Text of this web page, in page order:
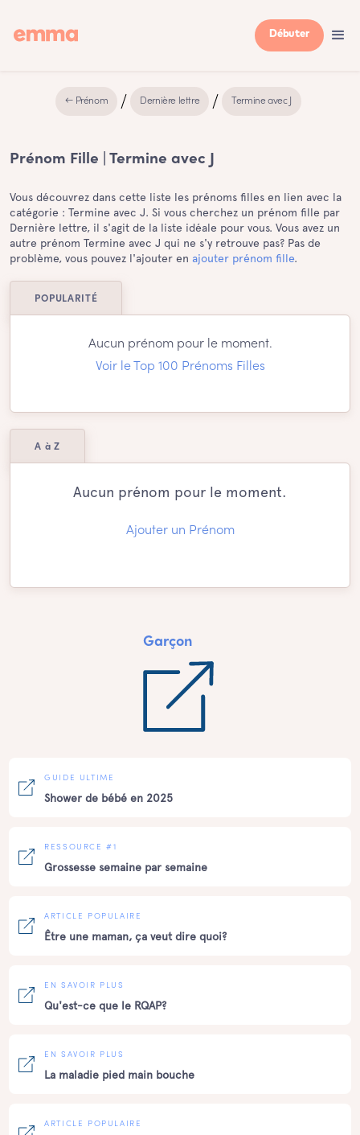
Débuter
← Prénom Dernière lettre Termine avec J
Prénom Fille | Termine avec J
Vous découvrez dans cette liste les prénoms filles en lien avec la
catégorie : Termine avec J. Si vous cherchez un prénom fille par
Dernière lettre, il s'agit de la liste idéale pour vous. Vous avez un
autre prénom Termine avec J qui ne s'y retrouve pas? Pas de
problème, vous pouvez l'ajouter en ajouter prénom fille.
POPULARITÉ
Aucun prénom pour le moment.
Voir le Top 100 Prénoms Filles
A à Z
Aucun prénom pour le moment.
Ajouter un Prénom
Garçon
GUIDE ULTIME
Shower de bébé en 2025
RESSOURCE #1
Grossesse semaine par semaine
ARTICLE POPULAIRE
Être une maman, ça veut dire quoi?
EN SAVOIR PLUS
Qu'est-ce que le RQAP?
EN SAVOIR PLUS
La maladie pied main bouche
ARTICLE POPULAIRE